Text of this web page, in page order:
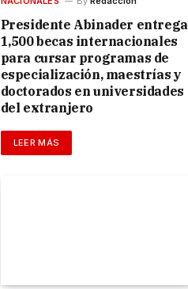
Presidente Abinader entrega
1,500 becas internacionales
para cursar programas de
especialización, maestrías y
doctorados en universidades
del extranjero
LEER MÁS